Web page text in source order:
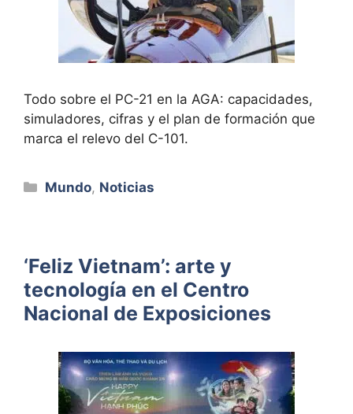
Todo sobre el PC-21 en la AGA: capacidades,
simuladores, cifras y el plan de formación que
marca el relevo del C-101.
Categorías
Mundo, Noticias
‘Feliz Vietnam’: arte y
tecnología en el Centro
Nacional de Exposiciones